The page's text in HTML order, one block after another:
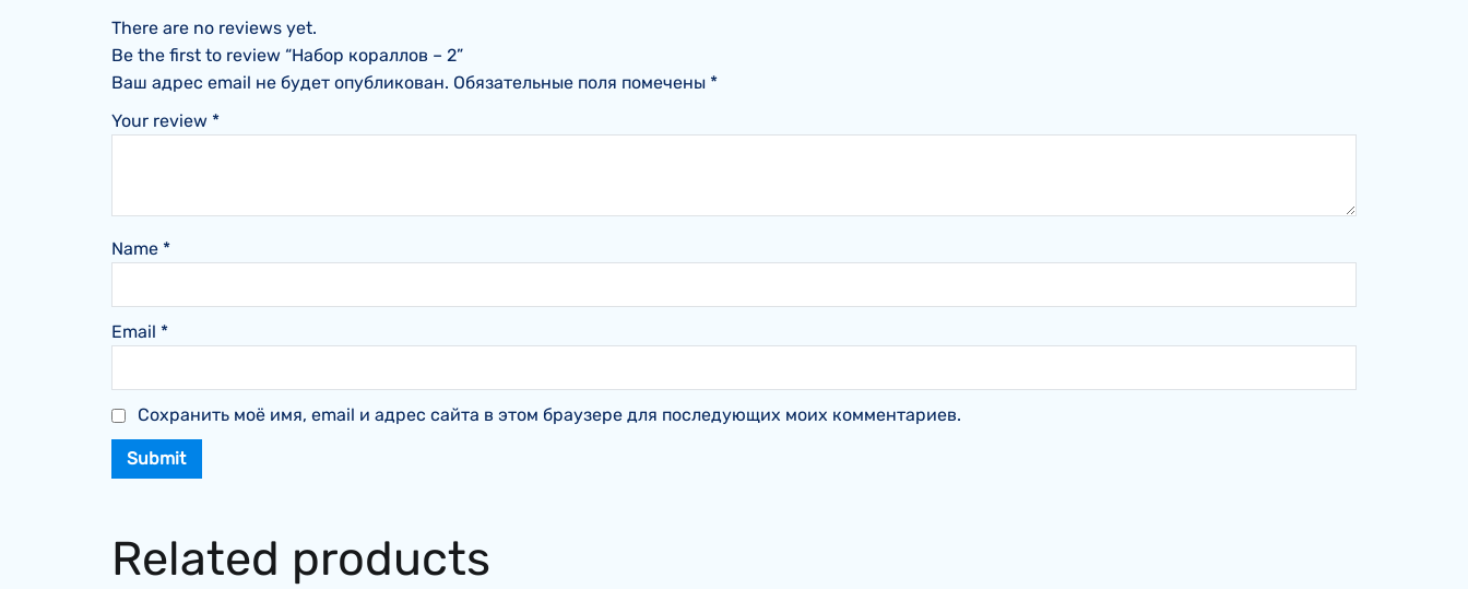
There are no reviews yet.
Be the first to review “Набор кораллов – 2”
Ваш адрес email не будет опубликован. Обязательные поля помечены *
Your review *
Name *
Email *
Сохранить моё имя, email и адрес сайта в этом браузере для последующих моих комментариев.
Related products